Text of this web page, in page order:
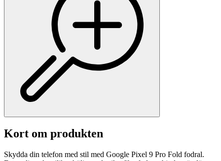
Kort om produkten
Skydda din telefon med stil med Google Pixel 9 Pro Fold fodral.